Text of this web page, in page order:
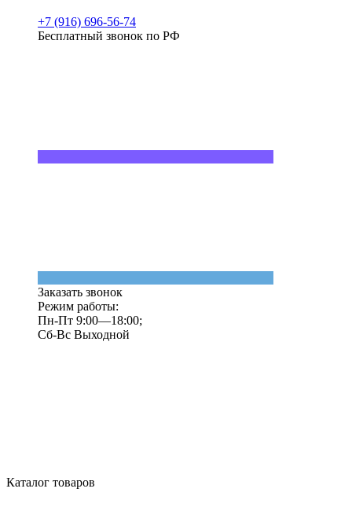
+7 (916) 696-56-74
Бесплатный звонок по РФ
Заказать звонок
Режим работы:
Пн-Пт 9:00—18:00;
Сб-Вс Выходной
Каталог товаров